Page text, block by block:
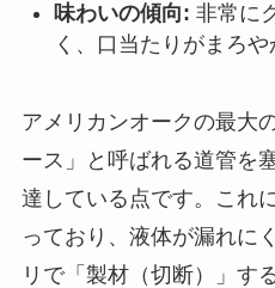
味わいの傾向: 非常に
く、口当たりがまろや
アメリカンオークの最大
ース」と呼ばれる道管を
達している点です。これ
っており、液体が漏れに
リで「製材（切断）」す